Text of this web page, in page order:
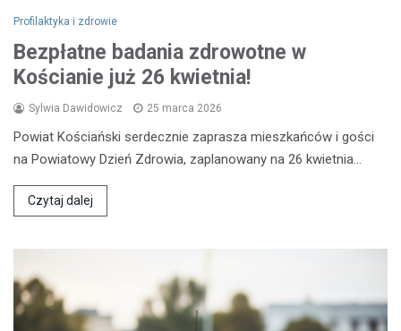
Profilaktyka i zdrowie
Bezpłatne badania zdrowotne w
Kościanie już 26 kwietnia!
Sylwia Dawidowicz 25 marca 2026
Powiat Kościański serdecznie zaprasza mieszkańców i gości
na Powiatowy Dzień Zdrowia, zaplanowany na 26 kwietnia…
Czytaj dalej